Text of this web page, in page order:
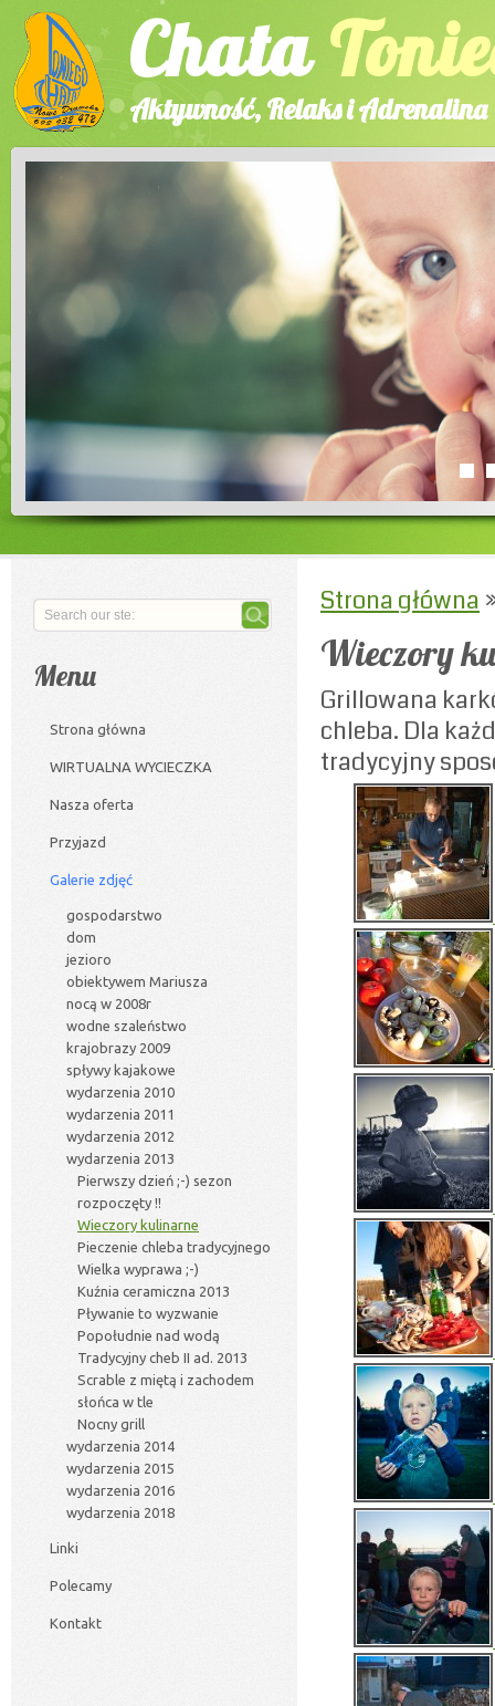
Chata
Aktywność, Relaks i Adrenalina
Strona główna
Wieczory
Grillowana
chleba. Dla
tradycyjny
Menu
Strona główna
WIRTUALNA WYCIECZKA
Nasza oferta
Przyjazd
Galerie zdjęć
gospodarstwo
dom
jezioro
obiektywem Mariusza
nocą w 2008r
wodne szaleństwo
krajobrazy 2009
spływy kajakowe
wydarzenia 2010
wydarzenia 2011
wydarzenia 2012
wydarzenia 2013
Pierwszy dzień ;-) sezon
rozpoczęty !!
Wieczory kulinarne
Pieczenie chleba tradycyjnego
Wielka wyprawa ;-)
Kuźnia ceramiczna 2013
Pływanie to wyzwanie
Popołudnie nad wodą
Tradycyjny cheb II ad. 2013
Scrable z miętą i zachodem
słońca w tle
Nocny grill
wydarzenia 2014
wydarzenia 2015
wydarzenia 2016
wydarzenia 2018
Linki
Polecamy
Kontakt